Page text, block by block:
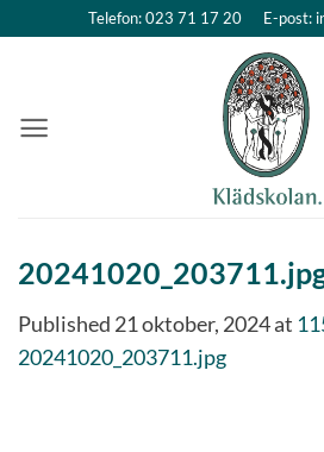
Telefon: 023 71 17 20 E-post:
Published 21 oktober, 2024at
20241020_203711.jpg